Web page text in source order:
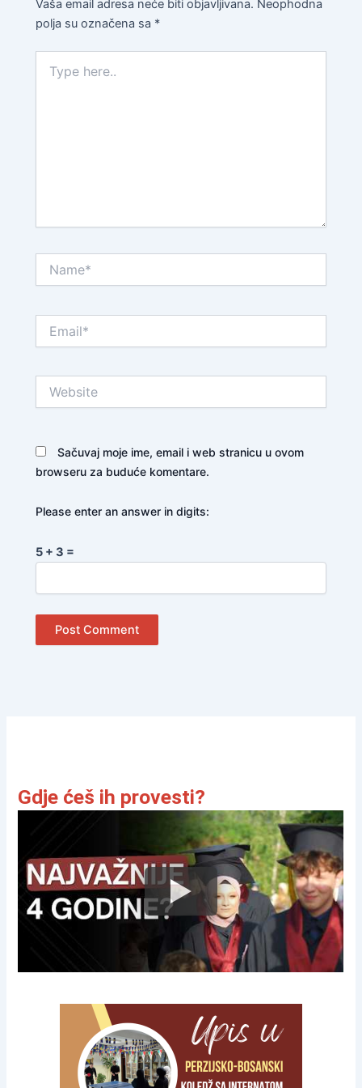
Vaša email adresa neće biti objavljivana. Neophodna
polja su označena sa *
here..
Sačuvaj moje ime, email i web stranicu u ovom
browseru za buduće komentare.
Please enter an answer in digits:
5 + 3 =
Gdje ćeš ih provesti?